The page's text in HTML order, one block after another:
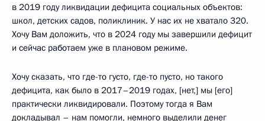
в 2019 году ликвидации дефицита социальных объектов:
школ, детских садов, поликлиник. У нас их не хватало 320.
Хочу Вам доложить, что в 2024 году мы завершили дефицит
и сейчас работаем уже в плановом режиме.
Хочу сказать, что где-то густо, где-то пусто, но такого
дефицита, как было в 2017–2019 годах, [нет,] мы [его]
практически ликвидировали. Поэтому тогда я Вам
докладывал – нам помогли, немного выделили денег